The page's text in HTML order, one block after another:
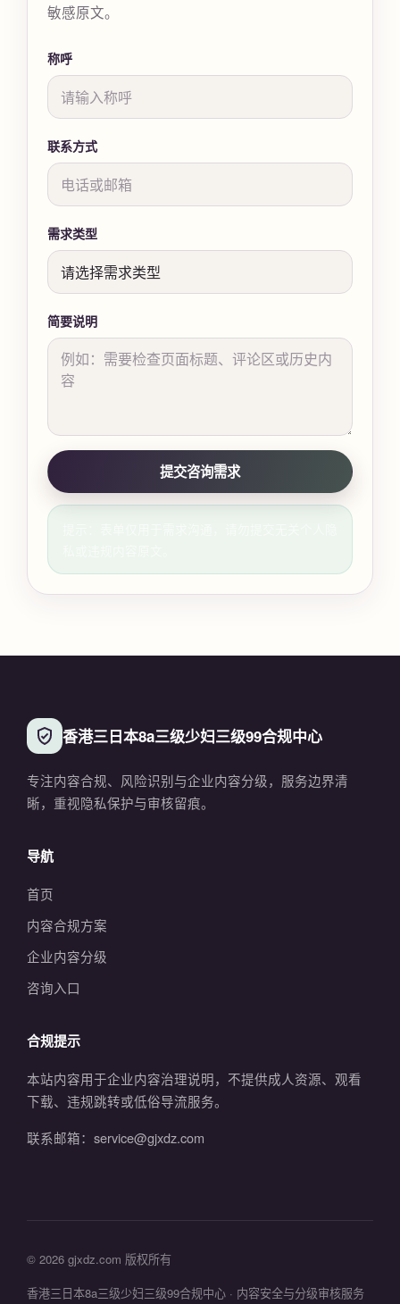
敏感原文。
称呼
联系方式
需求类型
简要说明
提交咨询需求
香港三日本8a三级少妇三级99合规中心
专注内容合规、风险识别与企业内容分级，服务边界清
晰，重视隐私保护与审核留痕。
导航
首页
内容合规方案
企业内容分级
咨询入口
合规提示
本站内容用于企业内容治理说明，不提供成人资源、观看
下载、违规跳转或低俗导流服务。
联系邮箱：service@gjxdz.com
© 2026 gjxdz.com 版权所有
香港三日本8a三级少妇三级99合规中心 · 内容安全与分级审核服务